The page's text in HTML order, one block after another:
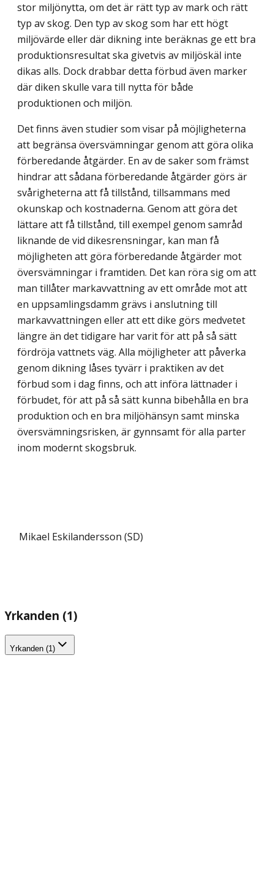
stor miljönytta, om det är rätt typ av mark och rätt
typ av skog. Den typ av skog som har ett högt
miljövärde eller där dikning inte beräknas ge ett bra
produktionsresultat ska givetvis av miljöskäl inte
dikas alls. Dock drabbar detta förbud även marker
där diken skulle vara till nytta för både
produktionen och miljön.
Det finns även studier som visar på möjligheterna
att begränsa översvämningar genom att göra olika
förberedande åtgärder. En av de saker som främst
hindrar att sådana förberedande åtgärder görs är
svårigheterna att få tillstånd, tillsammans med
okunskap och kostnaderna. Genom att göra det
lättare att få tillstånd, till exempel genom samråd
liknande de vid dikesrensningar, kan man få
möjligheten att göra förberedande åtgärder mot
översvämningar i framtiden. Det kan röra sig om att
man tillåter markavvattning av ett område mot att
en uppsamlingsdamm grävs i anslutning till
markavvattningen eller att ett dike görs medvetet
längre än det tidigare har varit för att på så sätt
fördröja vattnets väg. Alla möjligheter att påverka
genom dikning låses tyvärr i praktiken av det
förbud som i dag finns, och att införa lättnader i
förbudet, för att på så sätt kunna bibehålla en bra
produktion och en bra miljöhänsyn samt minska
översvämningsrisken, är gynnsamt för alla parter
inom modernt skogsbruk.
Mikael Eskilandersson (SD)
Yrkanden (1)
Yrkanden (1)